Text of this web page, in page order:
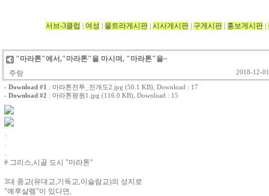
서브-3클럽 여성 울트라게시판 시사게시판 구게시판 홍보게시판
"마라톤"에서,"마라톤"을 마시며, "마라톤"을~
주랑
2018-12-
- Download #1 : 마라톤전투_전개도2.jpg (50.1 KB) , Download : 17
- Download #2 : 마라톤평원1.jpg (116.0 KB) , Download : 15
.
.
.
# 그리스,시골 도시 "마라톤"
3대 종교(유대교,기독교,이슬람교)의 성지로
"예루살렘"이 있다면,